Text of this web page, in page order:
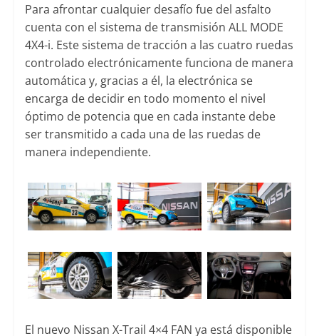
Para afrontar cualquier desafío fue del asfalto
cuenta con el sistema de transmisión ALL MODE
4X4-i. Este sistema de tracción a las cuatro ruedas
controlado electrónicamente funciona de manera
automática y, gracias a él, la electrónica se
encarga de decidir en todo momento el nivel
óptimo de potencia que en cada instante debe
ser transmitido a cada una de las ruedas de
manera independiente.
El nuevo Nissan X-Trail 4×4 FAN ya está disponible